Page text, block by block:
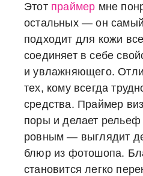
Этот праймер мне
остальных — он
подходит для кожи
соединяет в себе
и увлажняющего.
тех, кому всегда
средства. Праймер
поры и делает
ровным — выглядит
блюр из фотошопа.
становится легко